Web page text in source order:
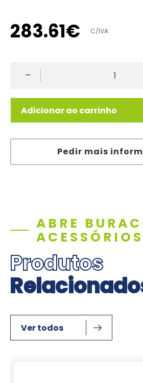
283.61€ C/IVA
-
Adicionar ao carrinho
Pedir mais
ABRE
ACESSÓRIOS
Produtos
Ver todos